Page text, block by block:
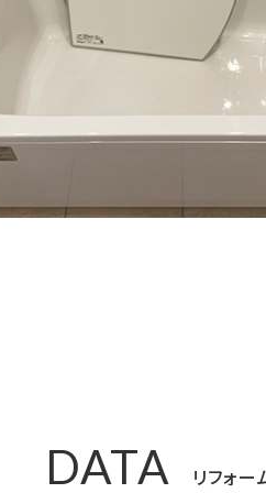
DATA リフォ